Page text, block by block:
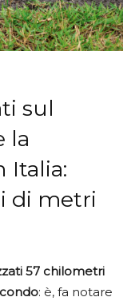
sul
la
Italia:
di metri
57 chilometri
: è, fa notare